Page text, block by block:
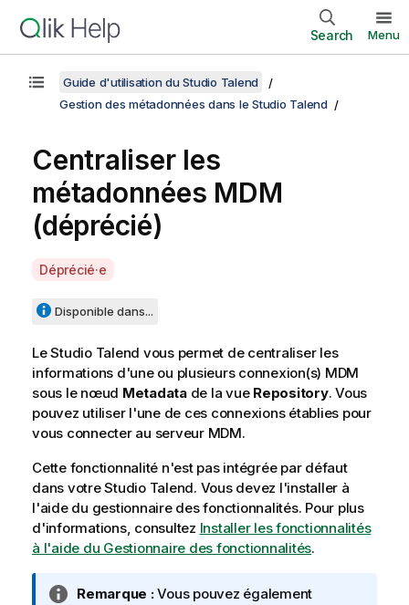
Search Menu
Guide d'utilisation du Studio Talend
Gestion des métadonnées dans le Studio Talend
Centraliser les
métadonnées MDM
(déprécié)
A
a
l
a
b
i
l
t
y
-
n
o
t
Déprécié·e
Disponible dans...
LeStudio Talend vous permet de centraliser les
informations d'une ou plusieurs connexion(s) MDM
sous le nœud Metadatade la vue Repository. Vous
pouvez utiliser l'une de ces connexions établies pour
vous connecter au serveur MDM.
Cette fonctionnalité n'est pas intégrée par défaut
dans votreStudio Talend. Vous devez l'installer à
l'aide du gestionnaire des fonctionnalités. Pour plus
d'informations, consultez Installer les fonctionnalités
à l'aide du Gestionnaire des fonctionnalités.
N
Remarque :Vous pouvez également